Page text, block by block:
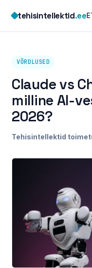
content
tehisintellektid.ee
VÕRDLUSED
Claude vs
milline AI-
2026?
Tehisintellektid